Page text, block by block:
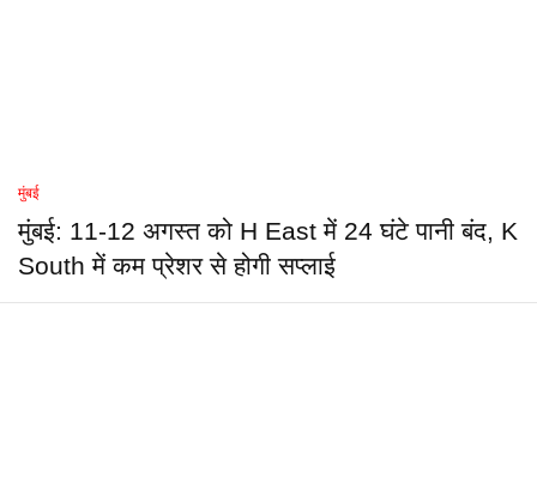
मुंबई
मुंबई: 11-12 अगस्त को H East में 24 घंटे पानी बंद, K
South में कम प्रेशर से होगी सप्लाई